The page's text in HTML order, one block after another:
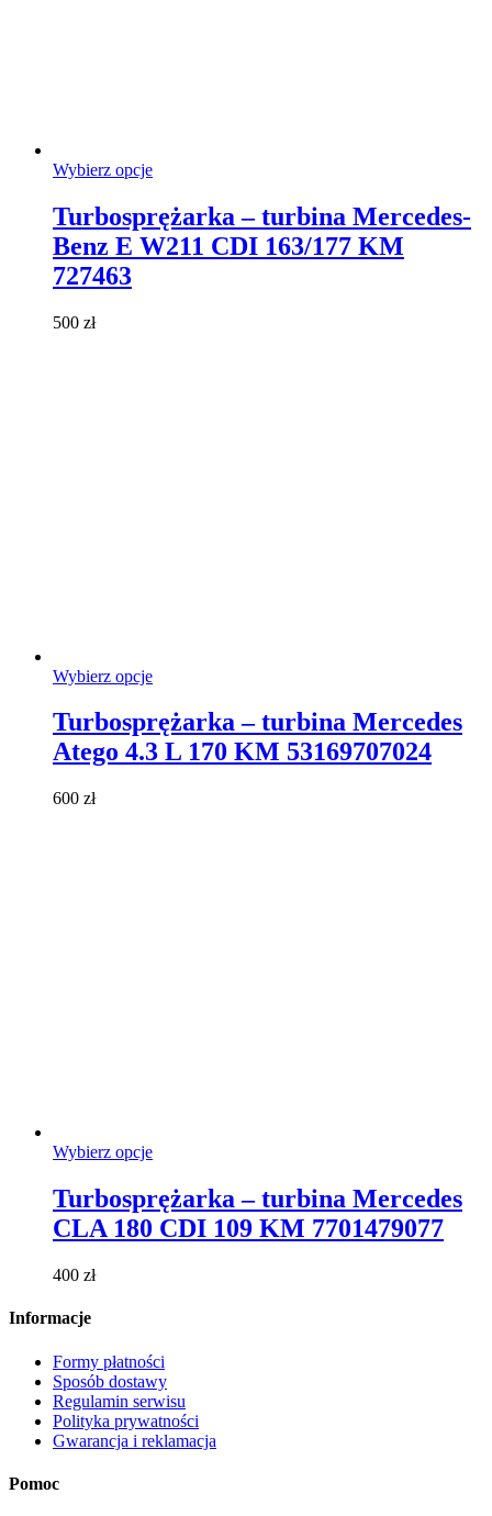
Wybierz opcjeTen
wiele
wariantów.
Turbosprężarka – turbina Mercedes-
Benz E W211 CDI 163/177 KM
727463
500 zł
Wybierz opcjeTen
ma
wiele
wariantów.
Turbosprężarka – turbina Mercedes
Atego 4.3 L 170 KM 53169707024
600 zł
Wybierz opcjeTen
wiele
wariantów.
Turbosprężarka – turbina Mercedes
CLA 180 CDI 109 KM 7701479077
400 zł
Informacje
Formy płatności
Sposób dostawy
Regulamin serwisu
Polityka prywatności
Gwarancja i reklamacja
Pomoc